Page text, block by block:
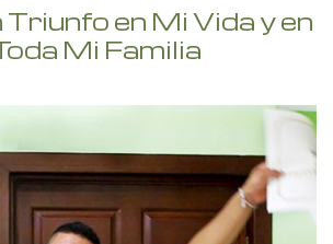
Triunfo en Mi Vida y en
Mi Familia